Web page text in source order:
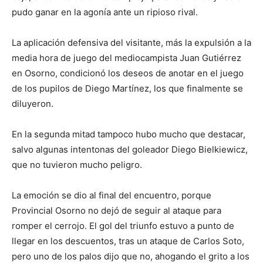
pudo ganar en la agonía ante un ripioso rival.
La aplicación defensiva del visitante, más la expulsión a la
media hora de juego del mediocampista Juan Gutiérrez
en Osorno, condicionó los deseos de anotar en el juego
de los pupilos de Diego Martínez, los que finalmente se
diluyeron.
En la segunda mitad tampoco hubo mucho que destacar,
salvo algunas intentonas del goleador Diego Bielkiewicz,
que no tuvieron mucho peligro.
La emoción se dio al final del encuentro, porque
Provincial Osorno no dejó de seguir al ataque para
romper el cerrojo. El gol del triunfo estuvo a punto de
llegar en los descuentos, tras un ataque de Carlos Soto,
pero uno de los palos dijo que no, ahogando el grito a los